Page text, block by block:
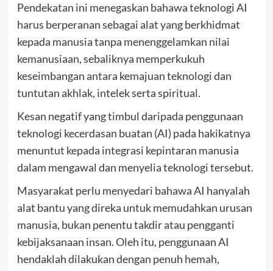
Pendekatan ini menegaskan bahawa teknologi AI
harus berperanan sebagai alat yang berkhidmat
kepada manusia tanpa menenggelamkan nilai
kemanusiaan, sebaliknya memperkukuh
keseimbangan antara kemajuan teknologi dan
tuntutan akhlak, intelek serta spiritual.
Kesan negatif yang timbul daripada penggunaan
teknologi kecerdasan buatan (AI) pada hakikatnya
menuntut kepada integrasi kepintaran manusia
dalam mengawal dan menyelia teknologi tersebut.
Masyarakat perlu menyedari bahawa AI hanyalah
alat bantu yang direka untuk memudahkan urusan
manusia, bukan penentu takdir atau pengganti
kebijaksanaan insan. Oleh itu, penggunaan AI
hendaklah dilakukan dengan penuh hemah,